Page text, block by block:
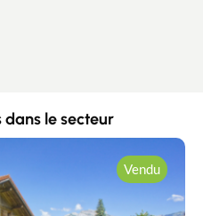
dans le secteur
Vendu